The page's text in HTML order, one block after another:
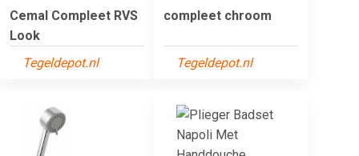
Cemal Compleet RVS
Look
Tegeldepot.nl
compleet chroom
Tegeldepot.nl